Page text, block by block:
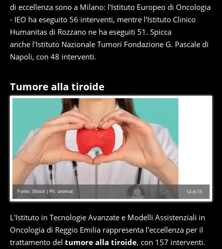
di eccellenza sono a Milano: l'Istituto Europeo di Oncologia
- IEO ha eseguito 56 interventi, mentre l'Istituto Clinico
Humanitas di Rozzano ne ha eseguiti 51. Spicca
anche l'Istituto Nazionale Tumori Fondazione G. Pascale di
Napoli, con 48 interventi.
Tumore alla tiroide
14di 15
Fonte: iStock | Ph. unomat
L'Istituto in Tecnologie Avanzate e Modelli Assistenziali in
Oncologia di Reggio Emilia rappresenta l'eccellenza per il
trattamento del tumore alla tiroide, con 157 interventi.